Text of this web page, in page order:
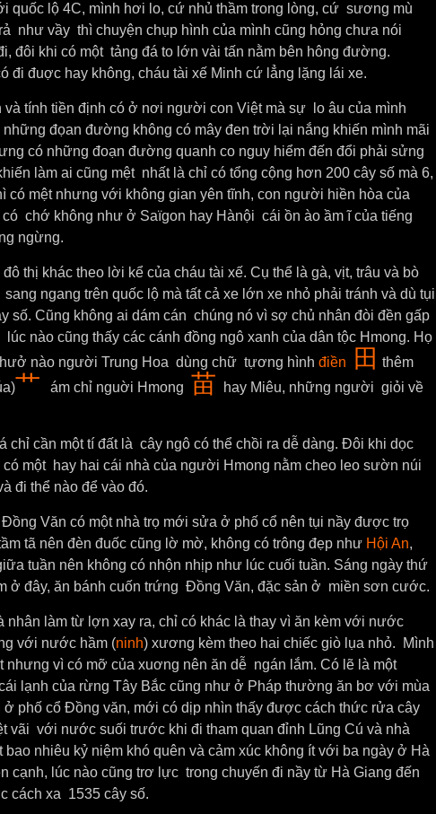
quốc lộ 4C, mình hơi lo, cứ nhủ thầm trong lòng, cứ sương mù
như vầy thì chuyện chụp hình của mình cũng hỏng chưa nói
đôi khi có một tảng đá to lớn vài tấn nằm bên hông đường.
đi đuợc hay không, cháu tài xế Minh cứ lẳng lặng lái xe.
tính tiền định có ở nơi người con Việt mà sự lo âu của mình
đọan đường không có mây đen trời lại nắng khiến mình mãi
có những đoạn đường quanh co nguy hiểm đến đổi phải sửng
làm ai cũng mệt nhất là chỉ có tổng cộng hơn 200 cây số mà 6,
có mệt nhưng với không gian yên tĩnh, con người hiền hòa của
chớ không như ở Saïgon hay Hànội cái ồn ào ầm ĩ của tiếng
ngừng.
thị khác theo lời kể của cháu tài xế. Cụ thể là gà, vịt, trâu và bò
ngang trên quốc lộ mà tất cả xe lớn xe nhỏ phải tránh và dù tụi
số. Cũng không ai dám cán chúng nó vì sợ chủ nhân đòi đền gấp
nào cũng thấy các cánh đồng ngô xanh của dân tộc Hmong. Họ
nào người Trung Hoa dùng chữ tựơng hình điền 田 thêm
艹 ám chỉ nguời Hmong 苗
hay Miêu, những người giỏi về
chỉ cần một tí đất là cây ngô có thể chồi ra dễ dàng. Đôi khi dọc
một hay hai cái nhà của người Hmong nằm cheo leo sườn núi
đi thể nào để vào đó.
Văn có một nhà trọ mới sửa ở phố cổ nên tụi nầy được trọ
tã nên đèn đuốc cũng lờ mờ, không có trông đẹp như Hội An,
tuần nên không có nhộn nhịp như lúc cuối tuần. Sáng ngày thứ
ở đây, ăn bánh cuốn trứng Đồng Văn, đặc sản ở miền sơn cước.
nhân làm từ lợn xay ra, chỉ có khác là thay vì ăn kèm với nước
với nước hầm (ninh) xương kèm theo hai chiếc giò lụa nhỏ. Mình
vì có mỡ của xuơng nên ăn dễ ngán lắm. Có lẽ là một
lạnh của rừng Tây Bắc cũng như ở Pháp thường ăn bơ với mùa
phố cổ Đồng văn, mới có dịp nhìn thấy được cách thức rửa cây
vãi với nước suối trước khi đi tham quan đỉnh Lũng Cú và nhà
bao nhiêu kỷ niệm khó quên và cảm xúc không ít với ba ngày ở Hà
cạnh, lúc nào cũng trơ lực trong chuyến đi nầy từ Hà Giang đến
cách xa 1535 cây số.